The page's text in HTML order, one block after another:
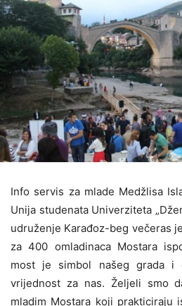
Info servis za mlade Medžlisa
Unija studenata Univerziteta
udruženje Karađoz-beg večeras
za 400 omladinaca Mostara
most je simbol našeg grada i
vrijednost za nas. Željeli smo
mladim Mostara koji prakticiraju